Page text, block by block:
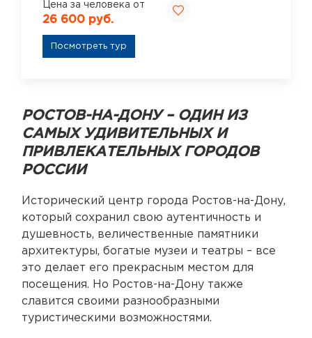
Цена за человека от
26 600 руб.
Посмотреть тур
РОСТОВ-НА-ДОНУ – ОДИН ИЗ
САМЫХ УДИВИТЕЛЬНЫХ И
ПРИВЛЕКАТЕЛЬНЫХ ГОРОДОВ
РОССИИ
Исторический центр города Ростов-на-Дону,
который сохранил свою аутентичность и
душевность, величественные памятники
архитектуры, богатые музеи и театры – все
это делает его прекрасным местом для
посещения. Но Ростов-на-Дону также
славится своими разнообразными
туристическими возможностями.